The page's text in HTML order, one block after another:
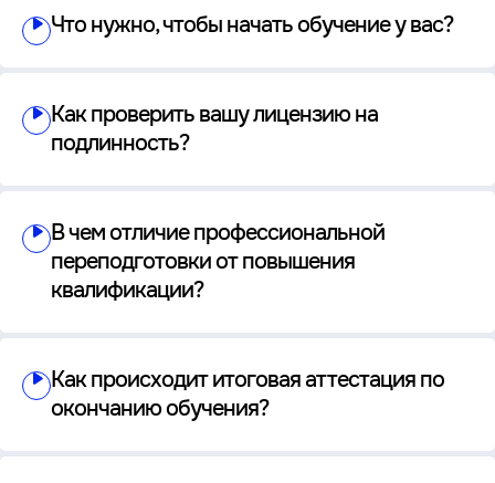
Что нужно, чтобы начать обучение у вас?
Как проверить вашу лицензию на
подлинность?
В чем отличие профессиональной
переподготовки от повышения
квалификации?
Как происходит итоговая аттестация по
окончанию обучения?